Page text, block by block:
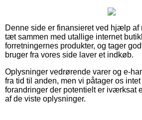
Denne side er finansieret ved hjælp af
tæt sammen med utallige internet
forretningernes produkter, og tager
bruger fra vores side laver et indkøb.
Oplysninger vedrørende varer og e-
fra tid til anden, men vi påtager os
forandringer der potentielt er iværksat
af de viste oplysninger.